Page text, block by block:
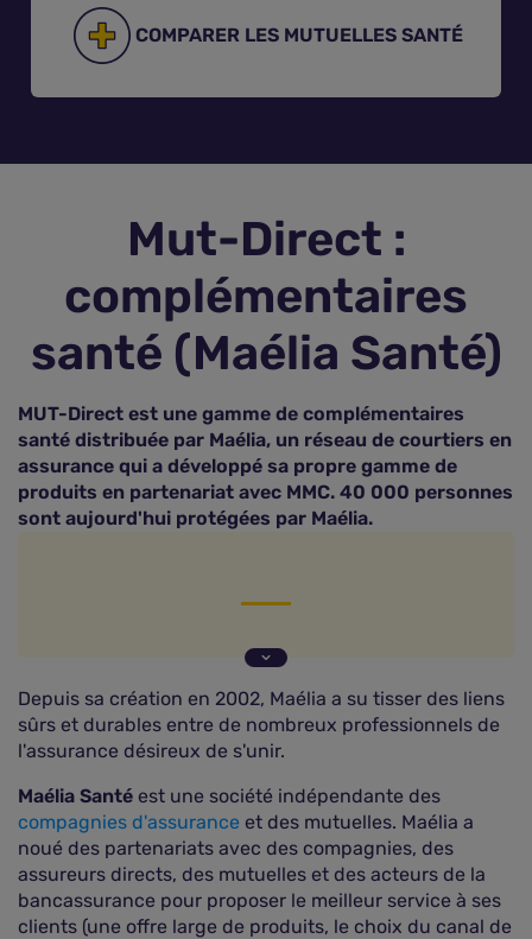
Assurance vie
COMPARER LES MUTUELLES SANTÉ
Mut-Direct :
complémentaires
santé (Maélia Santé)
MUT-Direct est une gamme de complémentaires
santé distribuée par Maélia, un réseau de courtiers en
assurance qui a développé sa propre gamme de
produits en partenariat avec MMC. 40 000 personnes
sont aujourd'hui protégées par Maélia.
La gamme MUT DIRECT
L'avis des experts du Comparateur Assurance
Comment contacter MUT-Direct ?
Depuis sa création en 2002, Maélia a su tisser des liens
sûrs et durables entre de nombreux professionnels de
l'assurance désireux de s'unir.
Maélia Santé est une société indépendante des
compagnies d'assurance et des mutuelles. Maélia a
noué des partenariats avec des compagnies, des
assureurs directs, des mutuelles et des acteurs de la
bancassurance pour proposer le meilleur service à ses
clients (une offre large de produits, le choix du canal de